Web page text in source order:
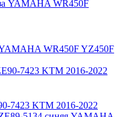
WR450F YZ450F
7423 KTM 2016-2022